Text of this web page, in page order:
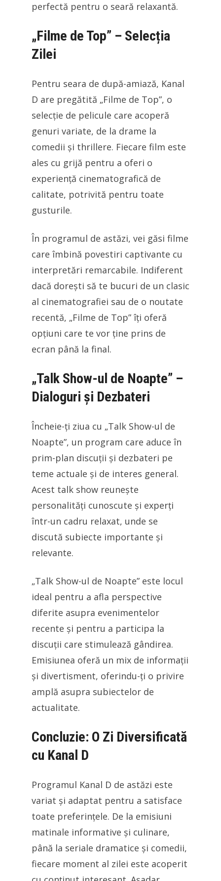
perfectă pentru o seară relaxantă.
„Filme de Top” – Selecția
Zilei
Pentru seara de după-amiază, Kanal
D are pregătită „Filme de Top”, o
selecție de pelicule care acoperă
genuri variate, de la drame la
comedii și thrillere. Fiecare film este
ales cu grijă pentru a oferi o
experiență cinematografică de
calitate, potrivită pentru toate
gusturile.
În programul de astăzi, vei găsi filme
care îmbină povestiri captivante cu
interpretări remarcabile. Indiferent
dacă dorești să te bucuri de un clasic
al cinematografiei sau de o noutate
recentă, „Filme de Top” îți oferă
opțiuni care te vor ține prins de
ecran până la final.
„Talk Show-ul de Noapte” –
Dialoguri și Dezbateri
Încheie-ți ziua cu „Talk Show-ul de
Noapte”, un program care aduce în
prim-plan discuții și dezbateri pe
teme actuale și de interes general.
Acest talk show reunește
personalități cunoscute și experți
într-un cadru relaxat, unde se
discută subiecte importante și
relevante.
„Talk Show-ul de Noapte” este locul
ideal pentru a afla perspective
diferite asupra evenimentelor
recente și pentru a participa la
discuții care stimulează gândirea.
Emisiunea oferă un mix de informații
și divertisment, oferindu-ți o privire
amplă asupra subiectelor de
actualitate.
Concluzie: O Zi Diversificată
cu Kanal D
Programul Kanal D de astăzi este
variat și adaptat pentru a satisface
toate preferințele. De la emisiuni
matinale informative și culinare,
până la seriale dramatice și comedii,
fiecare moment al zilei este acoperit